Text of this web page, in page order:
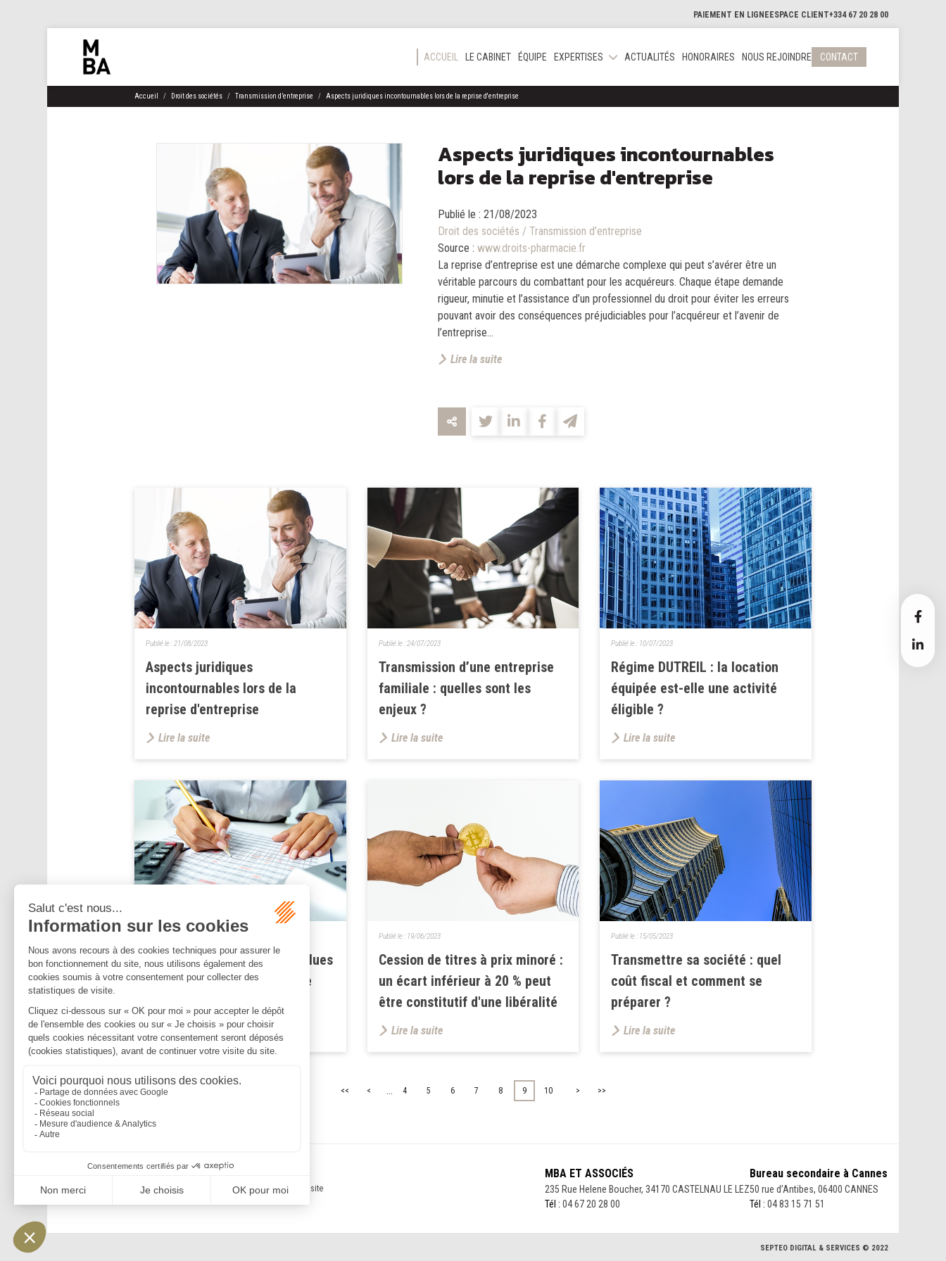
PAIEMENT EN LIGNE ESPACE CLIENT+334 67 20 28 00
ACCUEIL LE CABINET ÉQUIPE EXPERTISES ACTUALITÉS HONORAIRES NOUS REJOINDRE CONTACT
Accueil Droit des sociétés Transmission d’entreprise Aspects juridiques incontournables lors de la reprise d'entreprise
Aspects juridiques incontournables
lors de la reprise d'entreprise
Publié le : 21/08/2023
Droit des sociétés / Transmission d’entreprise
Source : www.droits-pharmacie.fr
La reprise d’entreprise est une démarche complexe qui peut s’avérer être un
véritable parcours du combattant pour les acquéreurs. Chaque étape demande
rigueur, minutie et l’assistance d’un professionnel du droit pour éviter les erreurs
pouvant avoir des conséquences préjudiciables pour l’acquéreur et l’avenir de
l’entreprise...
Lire la suite
Aspects juridiques
incontournables lors de la
reprise d'entreprise
Publié le :21/08/2023
Lire la suite
Transmission d’une entreprise
familiale : quelles sont les
enjeux ?
Publié le :24/07/2023
Lire la suite
Régime DUTREIL : la location
équipée est-elle une activité
éligible ?
Publié le : 10/07/2023
Lire la suite
Exonérations sur les plus-values
lors de la transmission d'une
Lire la suite
Cession de titres à prix minoré :
un écart inférieur à 20 % peut
être constitutif d'une libéralité
Publié le : 19/06/2023
Lire la suite
Transmettre sa société : quel
coût fiscal et comment se
préparer ?
Publié le : 15/05/2023
Lire la suite
<< < ... 4 5 6 7 8 9 10 > >>
Mentions légales Politique de confidentialité Politique de cookiesPlan du site
MBA ET ASSOCIÉS
235 Rue Helene Boucher, 34170 CASTELNAU LE LEZ
Tél : 04 67 20 28 00
Bureau secondaire à Cannes
50 rue d’Antibes, 06400 CANNES
Tél : 04 83 15 71 51
SEPTEO DIGITAL & SERVICES © 2022